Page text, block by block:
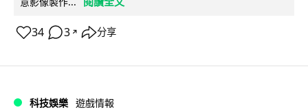
34 3 ↗ 分享
科技娛樂 遊戲情報